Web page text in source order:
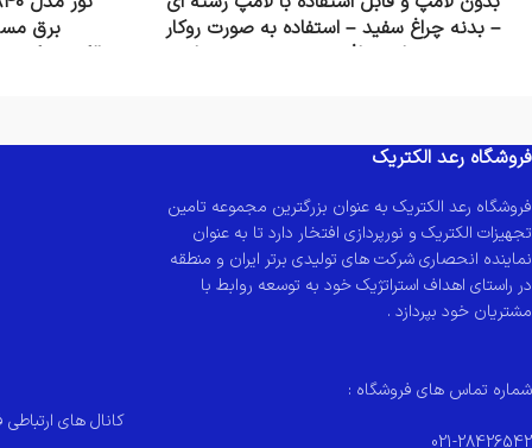
– بدنه چراغ سفید – استفاده به صورت روکار
هم به عنوان چراغ سقفی و هم به عنوان
درصورت سفارش با تعداد بالا لطفا با شماره تماس
های فروشگاه جهت هماهنگی با کارشناسان فروش
ما تماس حاصل فرمایید:
33227951 087-33227952 09120689024
الکترونیکی
فروشگاه رعد الکتریک
فروشگاه رعد الکتریک به عنوان بزرگترین مجموعه تامین
تجهیزات الکتریک و نورپردازی افتخار دارد تا به عنوان
نماینده انحصاری شرکت های تولیدی برتر ایران و منطقه
در راستای اهداف استراتژیک خود به توسعه روابط با
مشتریان خود بپردازد .
شماره تماس های فروشگاه :
021-28426542
کانال های ارتباطی